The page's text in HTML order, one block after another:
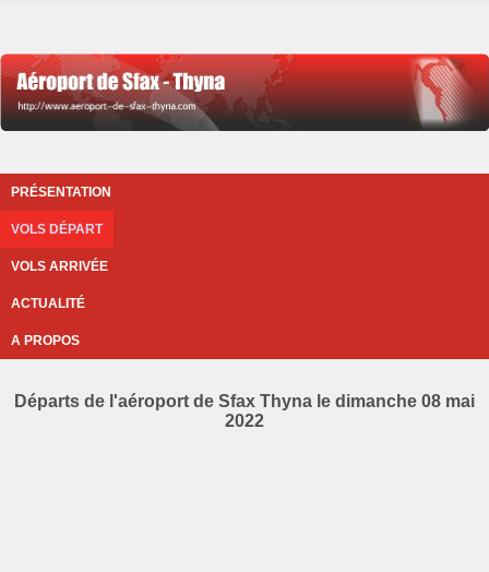
PRÉSENTATION
VOLS DÉPART
VOLS ARRIVÉE
ACTUALITÉ
A PROPOS
Départs de l'aéroport de Sfax Thyna le dimanche 08 mai
2022